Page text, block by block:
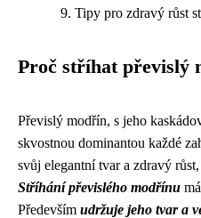
Tipy pro zdravý růst
Proč stříhat převislý
Převislý modřín, s jeho
skvostnou dominantou každé
svůj elegantní tvar a zdravý
Stříhání převislého modřínu
Především udržuje jeho tvar a